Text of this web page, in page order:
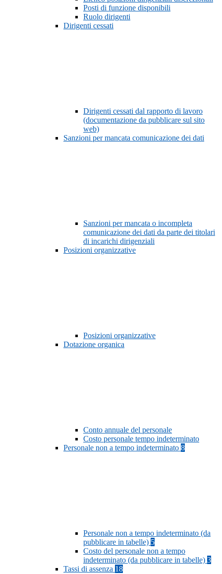
Posti di funzione disponibili
Ruolo dirigenti
Dirigenti cessati
Dirigenti cessati dal rapporto di lavoro
(documentazione da pubblicare sul sito
web)
Sanzioni per mancata comunicazione dei dati
Sanzioni per mancata o incompleta
comunicazione dei dati da parte dei titolari
di incarichi dirigenziali
Posizioni organizzative
Posizioni organizzative
Dotazione organica
Conto annuale del personale
Costo personale tempo indeterminato
Personale non a tempo indeterminato 8
Personale non a tempo indeterminato (da
pubblicare in tabelle) 5
Costo del personale non a tempo
indeterminato (da pubblicare in tabelle) 3
Tassi di assenza 18